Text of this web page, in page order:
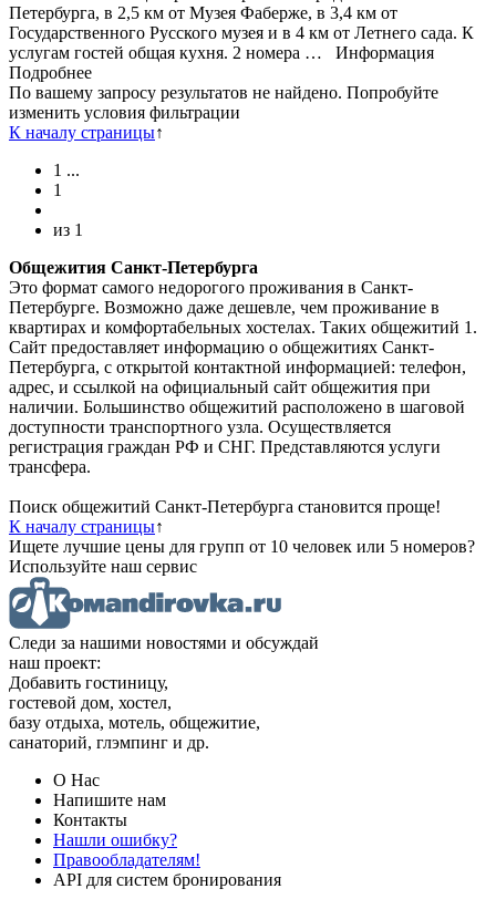
Петербурга, в 2,5 км от Музея Фаберже, в 3,4 км от
Государственного Русского музея и в 4 км от Летнего сада. К
услугам гостей общая кухня. 2 номера … Информация
Подробнее
По вашему запросу результатов не найдено. Попробуйте
изменить условия фильтрации
К началу страницы↑
1 ...
1
из 1
Общежития Санкт-Петербурга
Это формат самого недорогого проживания в Санкт-
Петербурге. Возможно даже дешевле, чем проживание в
квартирах и комфортабельных хостелах. Таких общежитий 1.
Сайт предоставляет информацию о общежитиях Санкт-
Петербурга, с открытой контактной информацией: телефон,
адрес, и ссылкой на официальный сайт общежития при
наличии. Большинство общежитий расположено в шаговой
доступности транспортного узла. Осуществляется
регистрация граждан РФ и СНГ. Представляются услуги
трансфера.
Поиск общежитий Санкт-Петербурга становится проще!
К началу страницы↑
Ищете лучшие цены для групп от 10 человек или 5 номеров?
Используйте наш сервис
Следи за нашими новостями и обсуждай
наш проект:
Добавить гостиницу,
гостевой дом, хостел,
базу отдыха, мотель, общежитие,
санаторий, глэмпинг и др.
О Нас
Напишите нам
Контакты
Нашли ошибку?
Правообладателям!
API для систем бронирования